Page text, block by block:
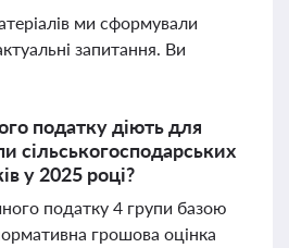
ми сформували
запитання. Ви
податку діють для
сільськогосподарських
у 2025 році?
податку 4 групи базою
грошова оцінка